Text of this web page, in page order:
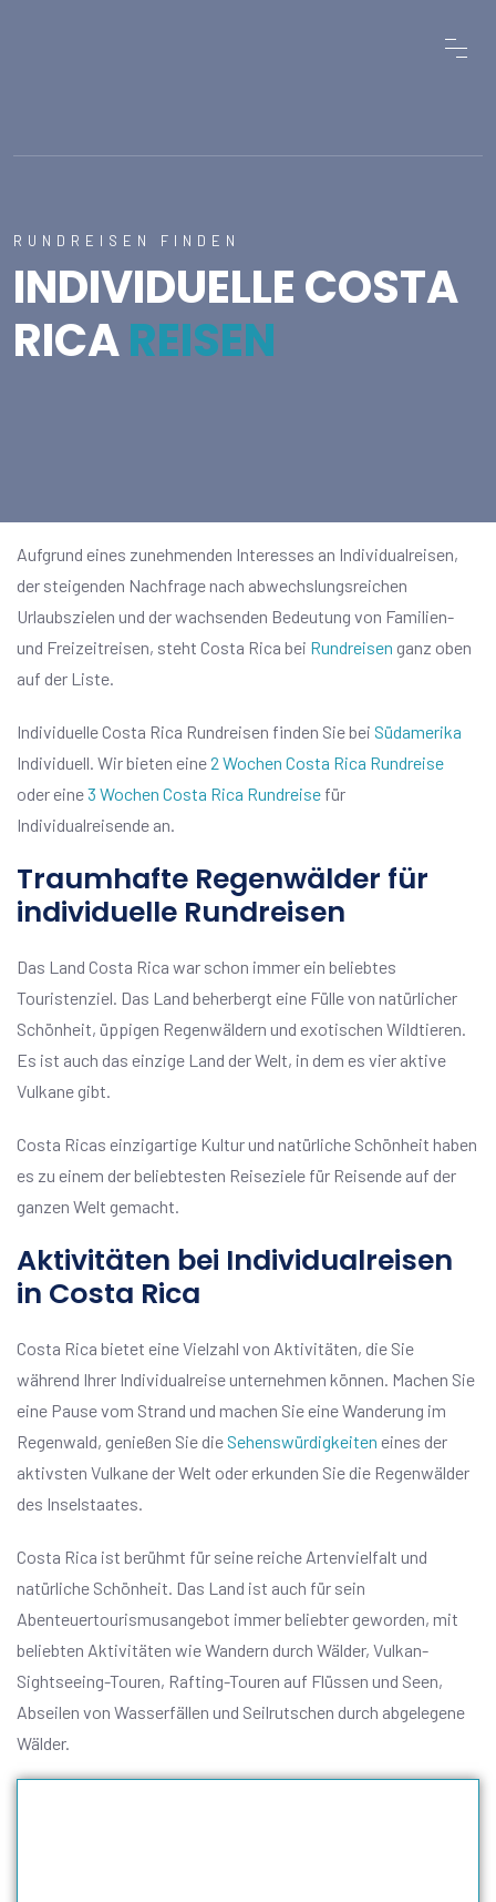
RUNDREISEN FINDEN
INDIVIDUELLE COSTA
RICAREISEN
Aufgrund eines zunehmenden Interesses an Individualreisen,
der steigenden Nachfrage nach abwechslungsreichen
Urlaubszielen und der wachsenden Bedeutung von Familien-
und Freizeitreisen, steht Costa Rica bei Rundreisen ganz oben
auf der Liste.
Individuelle Costa Rica Rundreisen finden Sie bei Südamerika
Individuell. Wir bieten eine2 Wochen Costa Rica Rundreise
oder eine3 Wochen Costa Rica Rundreise für
Individualreisende an.
Traumhafte Regenwälder für
individuelle Rundreisen
Das Land Costa Rica war schon immer ein beliebtes
Touristenziel. Das Land beherbergt eine Fülle von natürlicher
Schönheit, üppigen Regenwäldern und exotischen Wildtieren.
Es ist auch das einzige Land der Welt, in dem es vier aktive
Vulkane gibt.
Costa Ricas einzigartige Kultur und natürliche Schönheit haben
es zu einem der beliebtesten Reiseziele für Reisende auf der
ganzen Welt gemacht.
Aktivitäten bei Individualreisen
in Costa Rica
Costa Rica bietet eine Vielzahl von Aktivitäten, die Sie
während Ihrer Individualreise unternehmen können. Machen Sie
eine Pause vom Strand und machen Sie eine Wanderung im
Regenwald, genießen Sie die Sehenswürdigkeiten eines der
aktivsten Vulkane der Welt oder erkunden Sie die Regenwälder
des Inselstaates.
Costa Rica ist berühmt für seine reiche Artenvielfalt und
natürliche Schönheit. Das Land ist auch für sein
Abenteuertourismusangebot immer beliebter geworden, mit
beliebten Aktivitäten wie Wandern durch Wälder, Vulkan-
Sightseeing-Touren, Rafting-Touren auf Flüssen und Seen,
Abseilen von Wasserfällen und Seilrutschen durch abgelegene
Wälder.